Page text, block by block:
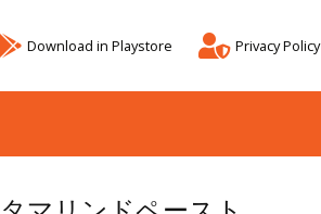
Download in Playstore Privacy Policy